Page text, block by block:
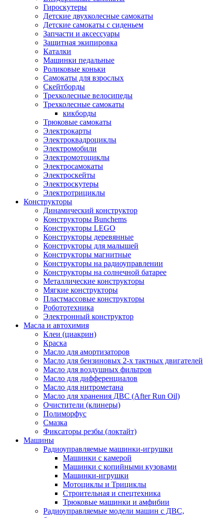
Гироскутеры
Детские двухколесные самокаты
Детские самокаты с сиденьем
Запчасти и аксессуары
Защитная экипировка
Каталки
Машинки педальные
Роликовые коньки
Самокаты для взрослых
Скейтборды
Трехколесные велосипеды
Трехколесные самокаты
кикборды
Трюковые самокаты
Электрокарты
Электроквадроциклы
Электромобили
Электромотоциклы
Электросамокаты
Электроскейты
Электроскутеры
Электротрициклы
Конструкторы
Динамический конструктор
Конструкторы Bunchems
Конструкторы LEGO
Конструкторы деревянные
Конструкторы для малышей
Конструкторы магнитные
Конструкторы на радиоуправлении
Конструкторы на солнечной батарее
Металлические конструкторы
Мягкие конструкторы
Пластмассовые конструкторы
Робототехника
Электронный конструктор
Масла и автохимия
Клеи (циакрин)
Краска
Масло для амортизаторов
Масло для бензиновых 2-х тактных двигателей
Масло для воздушных фильтров
Масло для дифференциалов
Масло для нитрометана
Масло для хранения ДВС (After Run Oil)
Очистители (клинеры)
Полиморфус
Смазка
Фиксаторы резбы (локтайт)
Машины
Радиоуправляемые машинки-игрушки
Машинки с камерой
Машинки с копийными кузовами
Машинки-игрушки
Мотоциклы и Трициклы
Строительная и спецтехника
Трюковые машинки и амфибии
Радиоуправляемые модели машин с ДВС,